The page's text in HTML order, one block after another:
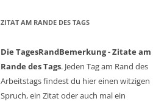
ZITAT AM RANDE DES TAGS
Die TagesRandBemerkung - Zitate am
Rande des Tags. Jeden Tag am Rand des
Arbeitstags findest du hier einen witzigen
Spruch, ein Zitat oder auch mal ein